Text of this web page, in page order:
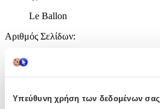
Υπεύθυνη χρήση των δεδομένων σας
Le Ballon
Αριθμός Σελίδων:
Σειρά:
ΜΙΚΡΕΣ ΚΥΡΙΕΣ ΔΙΕΘΝΕΣ